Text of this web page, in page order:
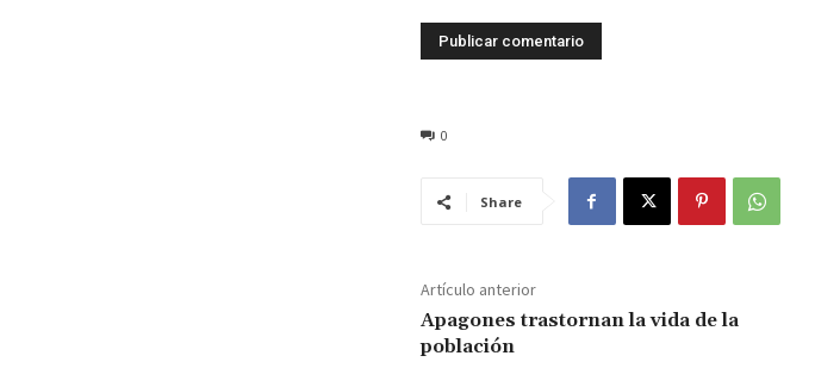
0
Share
Artículo anterior
Apagones trastornan la vida de la
población